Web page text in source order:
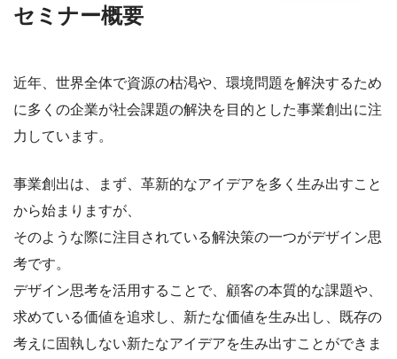
セミナー概要
近年、世界全体で資源の枯渇や、環境問題を解決するため
に多くの企業が社会課題の解決を目的とした事業創出に注
力しています。
事業創出は、まず、革新的なアイデアを多く生み出すこと
から始まりますが、
そのような際に注目されている解決策の一つがデザイン思
考です。
デザイン思考を活用することで、顧客の本質的な課題や、
求めている価値を追求し、新たな価値を生み出し、既存の
考えに固執しない新たなアイデアを生み出すことができま